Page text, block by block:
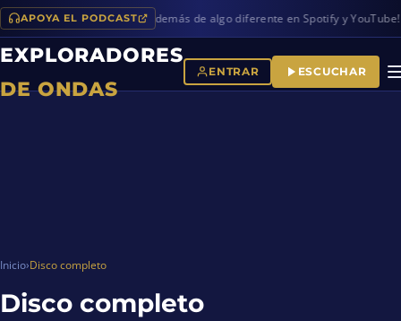
APOYA EL PODCAST
programas en iVoox, además de algo diferente en Spotify y YouTube!
EXPLORADORES
DE ONDAS
ENTRAR ESCUCHAR
Inicio›Disco completo
Disco completo